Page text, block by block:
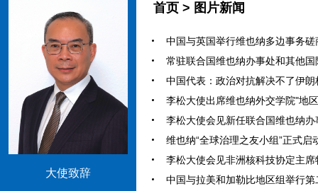
大使致辞
首页 > 图片新闻
中国与英国举行维也纳多边事务
常驻联合国维也纳办事处和其他
中国代表：政治对抗解决不了伊
李松大使出席维也纳外交学院"地
李松大使会见新任联合国维也纳
维也纳“全球治理之友小组”正式
李松大使会见非洲核科技协定主
中国与拉美和加勒比地区组举行